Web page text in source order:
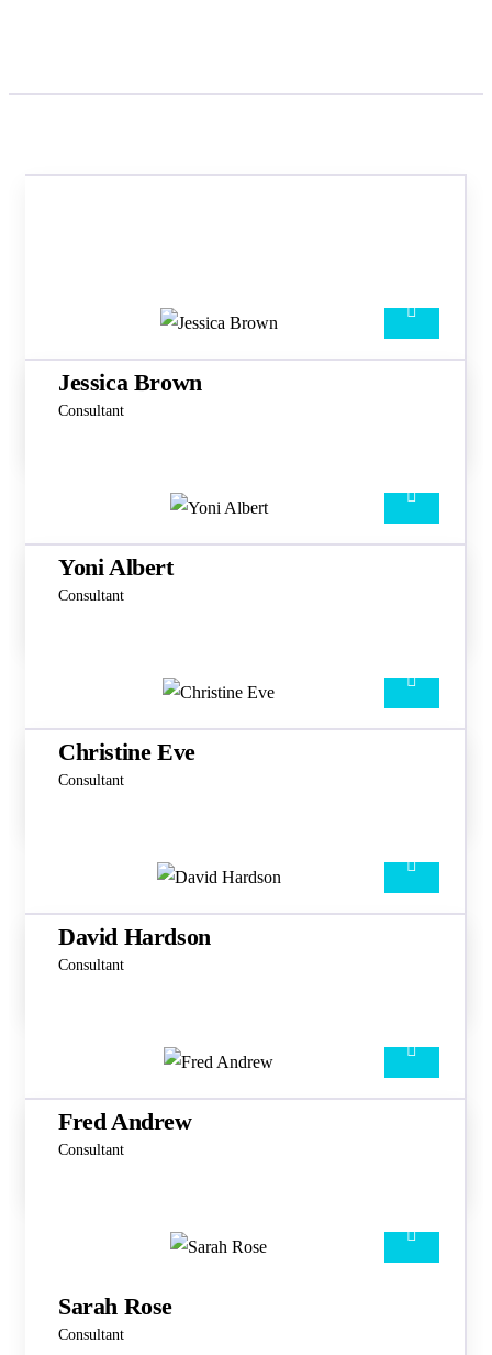
Jessica Brown
Consultant
Yoni Albert
Consultant
Christine Eve
Consultant
David Hardson
Consultant
Fred Andrew
Consultant
Sarah Rose
Consultant